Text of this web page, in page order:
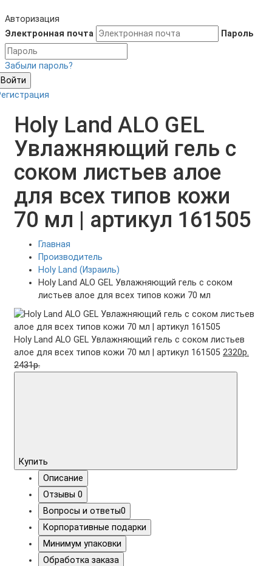
Авторизация
Электронная почта
Пароль
Забыли пароль?
Войти
Holy Land ALO GEL
Увлажняющий гель с
соком листьев алое
для всех типов кожи
70 мл | артикул 161505
Главная
Производитель
Holy Land (Израиль)
Holy Land ALO GEL Увлажняющий гель с соком
листьев алое для всех типов кожи 70 мл
Holy Land ALO GEL Увлажняющий гель с соком листьев
алое для всех типов кожи 70 мл | артикул 161505 2320р.
2431р.
Купить
Описание
Отзывы 0
Вопросы и ответы0
Корпоративные подарки
Минимум упаковки
Обработка заказа